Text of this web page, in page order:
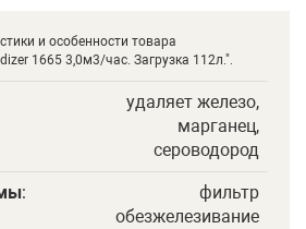
и особенности товара
1665 3,0м3/час. Загрузка 112л.".
удаляет железо,
марганец,
сероводород
:
фильтр
обезжелезивание